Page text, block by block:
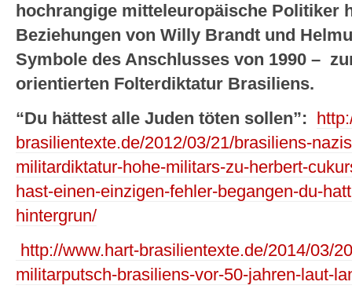
hochrangige mitteleuropäische Politiker
Beziehungen von Willy Brandt und
Symbole des Anschlusses von 1990 –
orientierten Folterdiktatur Brasiliens.
“Du hättest alle Juden töten sollen”:
brasilientexte.de/2012/03/21/brasiliens-
militardiktatur-hohe-militars-zu-herbert-
hast-einen-einzigen-fehler-begangen-du-
hintergrun/
http://www.hart-brasilientexte.de/2014/03/
militarputsch-brasiliens-vor-50-jahren-laut-